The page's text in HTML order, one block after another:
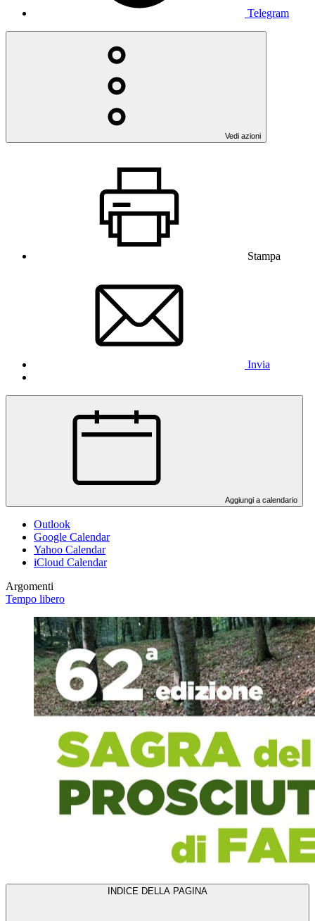
Telegram
Vedi azioni
Stampa
Invia
Aggiungi a calendario
Outlook
Google Calendar
Yahoo Calendar
iCloud Calendar
Argomenti
Tempo libero
INDICE DELLA PAGINA